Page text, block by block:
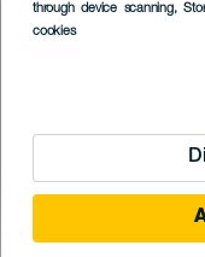
through device scanning,
cookies